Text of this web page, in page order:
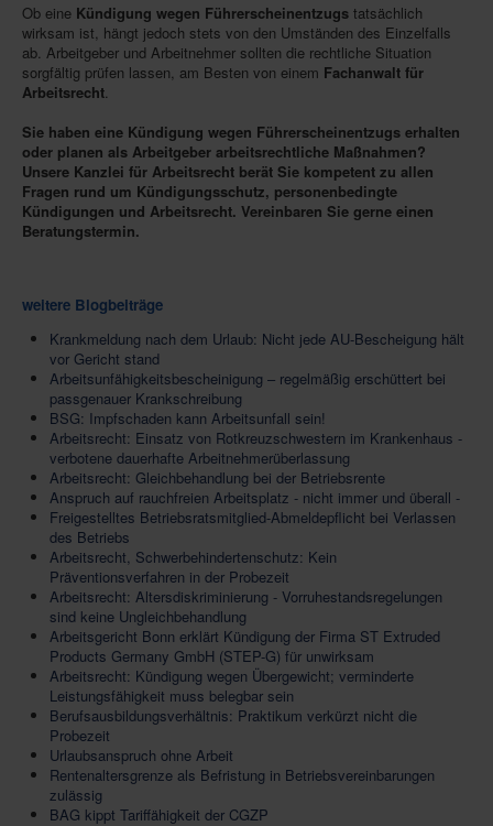
Ob eine Kündigung wegen Führerscheinentzugs tatsächlich
wirksam ist, hängt jedoch stets von den Umständen des Einzelfalls
ab. Arbeitgeber und Arbeitnehmer sollten die rechtliche Situation
sorgfältig prüfen lassen, am Besten von einem Fachanwalt für
Arbeitsrecht
Sie haben eine Kündigung wegen Führerscheinentzugs erhalten
oder planen als Arbeitgeber arbeitsrechtliche Maßnahmen?
Unsere Kanzlei für Arbeitsrecht berät Sie kompetent zu allen
Fragen rund um Kündigungsschutz, personenbedingte
Kündigungen und Arbeitsrecht. Vereinbaren Sie gerne einen
Beratungstermin.
weitere Blogbeiträge
Krankmeldung nach dem Urlaub: Nicht jede AU-Bescheigung hält
vor Gericht stand
Arbeitsunfähigkeitsbescheinigung – regelmäßig erschüttert bei
passgenauer Krankschreibung
BSG: Impfschaden kann Arbeitsunfall sein!
Arbeitsrecht: Einsatz von Rotkreuzschwestern im Krankenhaus -
verbotene dauerhafte Arbeitnehmerüberlassung
Arbeitsrecht: Gleichbehandlung bei der Betriebsrente
Anspruch auf rauchfreien Arbeitsplatz - nicht immer und überall -
Freigestelltes Betriebsratsmitglied-Abmeldepflicht bei Verlassen
des Betriebs
Arbeitsrecht, Schwerbehindertenschutz: Kein
Präventionsverfahren in der Probezeit
Arbeitsrecht: Altersdiskriminierung - Vorruhestandsregelungen
sind keine Ungleichbehandlung
Arbeitsgericht Bonn erklärt Kündigung der Firma ST Extruded
Products Germany GmbH (STEP-G) für unwirksam
Arbeitsrecht: Kündigung wegen Übergewicht; verminderte
Leistungsfähigkeit muss belegbar sein
Berufsausbildungsverhältnis: Praktikum verkürzt nicht die
Probezeit
Urlaubsanspruch ohne Arbeit
Rentenaltersgrenze als Befristung in Betriebsvereinbarungen
zulässig
BAG kippt Tariffähigkeit der CGZP